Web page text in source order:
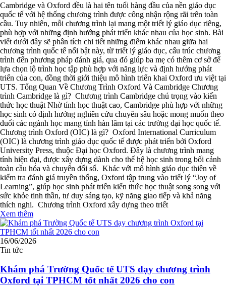
Cambridge và Oxford đều là hai tên tuổi hàng đầu của nền giáo dục
quốc tế với hệ thống chương trình được công nhận rộng rãi trên toàn
cầu. Tuy nhiên, mỗi chương trình lại mang một triết lý giáo dục riêng,
phù hợp với những định hướng phát triển khác nhau của học sinh. Bài
viết dưới đây sẽ phân tích chi tiết những điểm khác nhau giữa hai
chương trình quốc tế nổi bật này, từ triết lý giáo dục, cấu trúc chương
trình đến phương pháp đánh giá, qua đó giúp ba mẹ có thêm cơ sở để
lựa chọn lộ trình học tập phù hợp với năng lực và định hướng phát
triển của con, đồng thời giới thiệu mô hình triển khai Oxford ưu việt tại
UTS. Tổng Quan Về Chương Trình Oxford Và Cambridge Chương
trình Cambridge là gì? Chương trình Cambridge chú trọng vào kiến
thức học thuật Nhờ tính học thuật cao, Cambridge phù hợp với những
học sinh có định hướng nghiên cứu chuyên sâu hoặc mong muốn theo
đuổi các ngành học mang tính hàn lâm tại các trường đại học quốc tế.
Chương trình Oxford (OIC) là gì? Oxford International Curriculum
(OIC) là chương trình giáo dục quốc tế được phát triển bởi Oxford
University Press, thuộc Đại học Oxford. Đây là chương trình mang
tính hiện đại, được xây dựng dành cho thế hệ học sinh trong bối cảnh
toàn cầu hóa và chuyển đổi số. Khác với mô hình giáo dục thiên về
kiểm tra đánh giá truyền thống, Oxford tập trung vào triết lý “Joy of
Learning”, giúp học sinh phát triển kiến thức học thuật song song với
sức khỏe tinh thần, tư duy sáng tạo, kỹ năng giao tiếp và khả năng
thích nghi. Chương trình Oxford xây dựng theo triết
Xem thêm
16/06/2026
Tin tức
Khám phá Trường Quốc tế UTS dạy chương trình
Oxford tại TPHCM tốt nhất 2026 cho con